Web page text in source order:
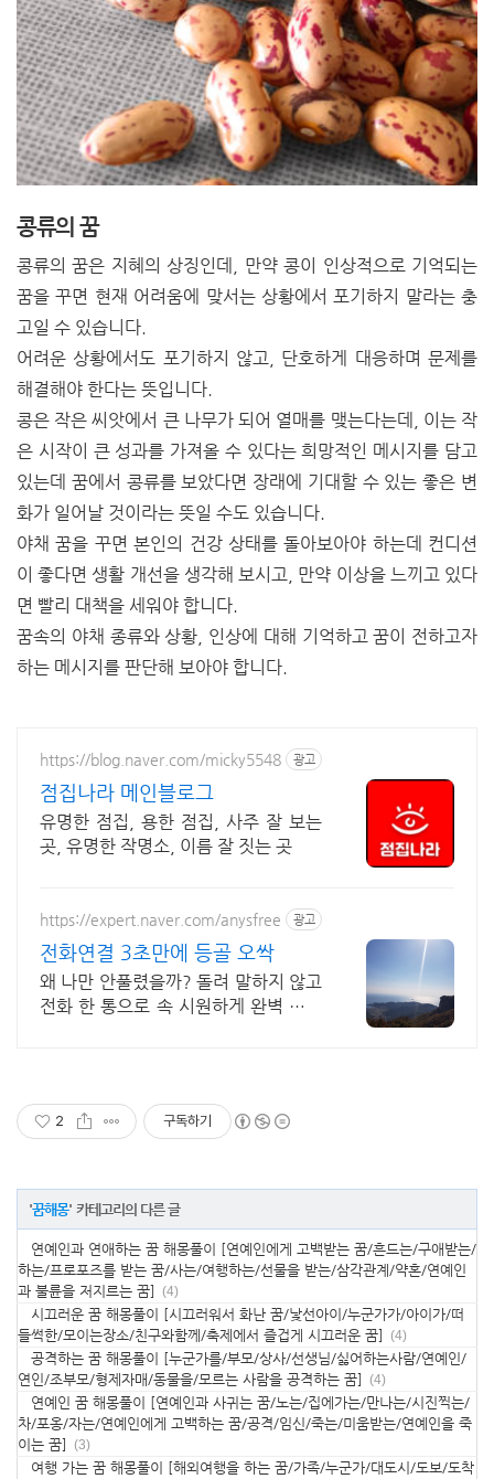
콩류의 꿈
콩류의 꿈은 지혜의 상징인데, 만약 콩이 인상적으로 기억되는
꿈을 꾸면 현재 어려움에 맞서는 상황에서 포기하지 말라는 충
고일 수 있습니다.
어려운 상황에서도 포기하지 않고, 단호하게 대응하며 문제를
해결해야 한다는 뜻입니다.
콩은 작은 씨앗에서 큰 나무가 되어 열매를 맺는다는데, 이는 작
은 시작이 큰 성과를 가져올 수 있다는 희망적인 메시지를 담고
있는데 꿈에서 콩류를 보았다면 장래에 기대할 수 있는 좋은 변
화가 일어날 것이라는 뜻일 수도 있습니다.
야채 꿈을 꾸면 본인의 건강 상태를 돌아보아야 하는데 컨디션
이 좋다면 생활 개선을 생각해 보시고, 만약 이상을 느끼고 있다
면 빨리 대책을 세워야 합니다.
꿈속의 야채 종류와 상황, 인상에 대해 기억하고 꿈이 전하고자
하는 메시지를 판단해 보아야 합니다.
https://blog.naver.com/micky5548 광고
점집나라 메인블로그
유명한 점집, 용한 점집, 사주 잘 보는
곳, 유명한 작명소, 이름 잘 짓는 곳
https://expert.naver.com/anysfree 광고
전화연결 3초만에 등골 오싹
왜 나만 안풀렸을까? 돌려 말하지 않고
전화 한 통으로 속 시원하게 완벽 해결
2 구독하기
'꿈해몽' 카테고리의 다른 글
연예인과 연애하는 꿈 해몽풀이 [연예인에게 고백받는 꿈/흔드는/구애받는/
하는/프로포즈를 받는 꿈/사는/여행하는/선물을 받는/삼각관계/약혼/연예인
과 불륜을 저지르는 꿈] (4)
시끄러운 꿈 해몽풀이 [시끄러워서 화난 꿈/낯선아이/누군가가/아이가/떠
들썩한/모이는장소/친구와함께/축제에서 즐겁게 시끄러운 꿈] (4)
공격하는 꿈 해몽풀이 [누군가를/부모/상사/선생님/싫어하는사람/연예인/
연인/조부모/형제자매/동물을/모르는 사람을 공격하는 꿈] (4)
연예인 꿈 해몽풀이 [연예인과 사귀는 꿈/노는/집에가는/만나는/시진찍는/
차/포옹/자는/연예인에게 고백하는 꿈/공격/임신/죽는/미움받는/연예인을 죽
이는 꿈] (3)
여행 가는 꿈 해몽풀이 [해외여행을 하는 꿈/가족/누군가/대도시/도보/도착